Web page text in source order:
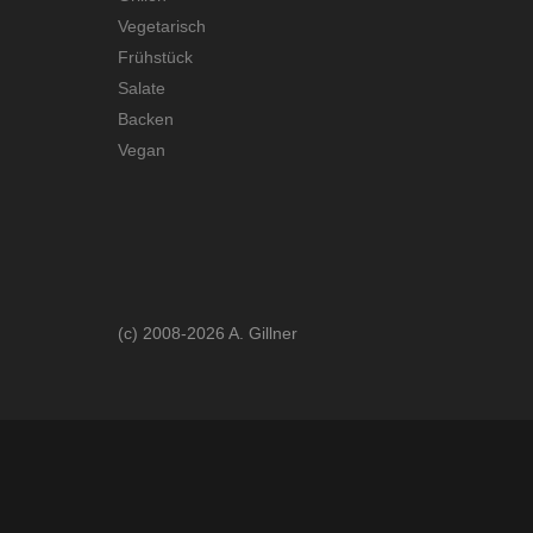
Vegetarisch
Frühstück
Salate
Backen
Vegan
(c) 2008-2026 A. Gillner